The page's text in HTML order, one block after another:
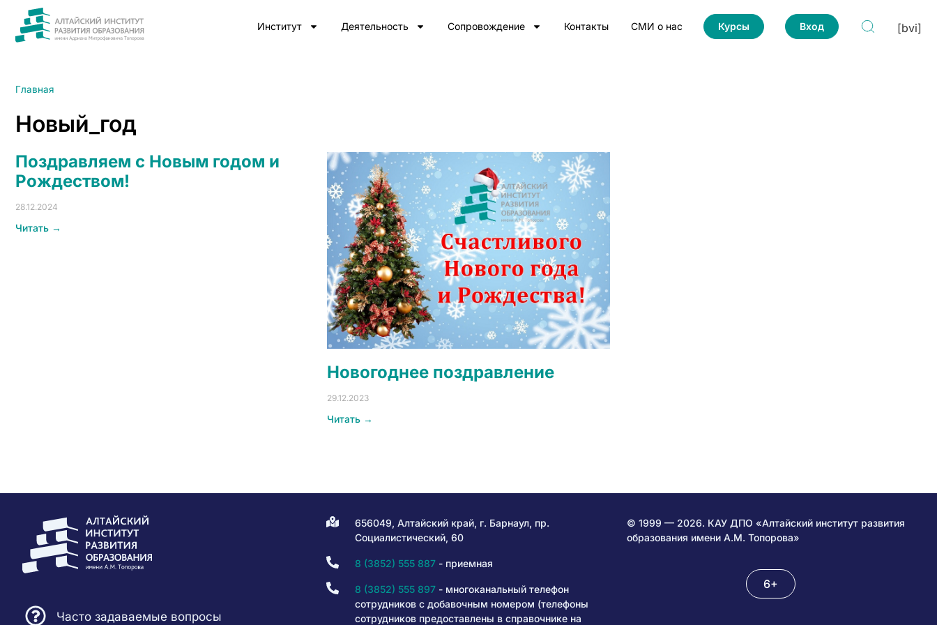
Институт Деятельность Сопровождение Контакты СМИ о нас Курсы Вход [bvi]
Главная
Новый_год
Поздравляем с Новым годом и
Рождеством!
28.12.2024
Читать →
Новогоднее поздравление
29.12.2023
Читать →
Часто задаваемые вопросы
656049, Алтайский край, г. Барнаул, пр.
Социалистический, 60
8 (3852) 555 887- приемная
8 (3852) 555 897- многоканальный телефон
сотрудников с добавочным номером (телефоны
сотрудников предоставлены в справочнике на
© 1999 — 2026. КАУ ДПО «Алтайский институт развития
образования имени А.М. Топорова»
6+